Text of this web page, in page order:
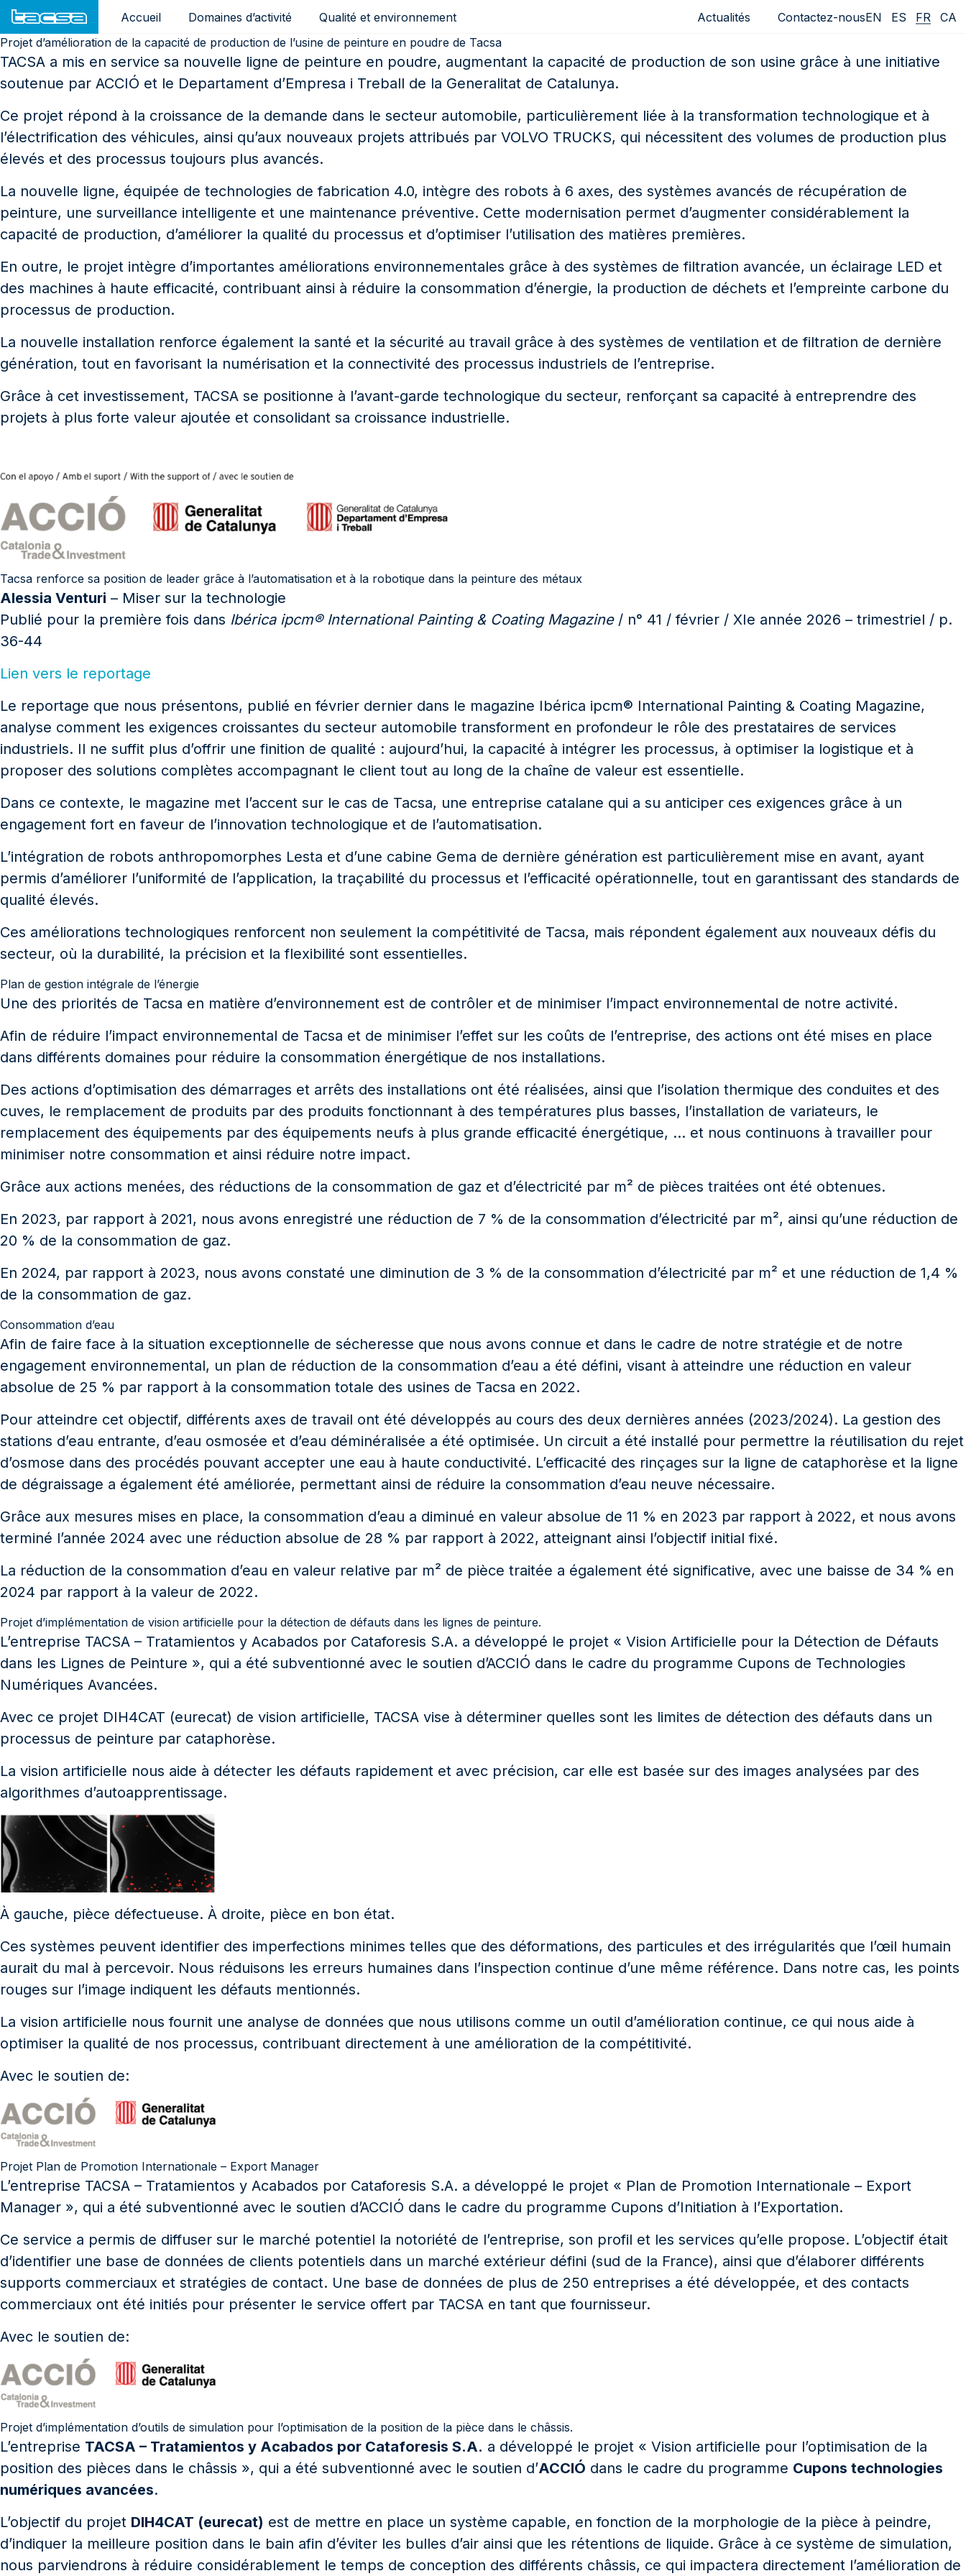
Accueil Domaines d’activité Qualité et environnement Actualités Contactez-nousEN ES FR
CA
Projet d’amélioration de la capacité de production de l’usine de peinture en poudre de Tacsa
TACSA a mis en service sa nouvelle ligne de peinture en poudre, augmentant la capacité de production de son usine grâce à une initiative
soutenue par ACCIÓ et le Departament d’Empresa i Treball de la Generalitat de Catalunya.
Ce projet répond à la croissance de la demande dans le secteur automobile, particulièrement liée à la transformation technologique et à
l’électrification des véhicules, ainsi qu’aux nouveaux projets attribués par VOLVO TRUCKS, qui nécessitent des volumes de production plus
élevés et des processus toujours plus avancés.
La nouvelle ligne, équipée de technologies de fabrication 4.0, intègre des robots à 6 axes, des systèmes avancés de récupération de
peinture, une surveillance intelligente et une maintenance préventive. Cette modernisation permet d’augmenter considérablement la
capacité de production, d’améliorer la qualité du processus et d’optimiser l’utilisation des matières premières.
En outre, le projet intègre d’importantes améliorations environnementales grâce à des systèmes de filtration avancée, un éclairage LED et
des machines à haute efficacité, contribuant ainsi à réduire la consommation d’énergie, la production de déchets et l’empreinte carbone du
processus de production.
La nouvelle installation renforce également la santé et la sécurité au travail grâce à des systèmes de ventilation et de filtration de dernière
génération, tout en favorisant la numérisation et la connectivité des processus industriels de l’entreprise.
Grâce à cet investissement, TACSA se positionne à l’avant-garde technologique du secteur, renforçant sa capacité à entreprendre des
projets à plus forte valeur ajoutée et consolidant sa croissance industrielle.
Tacsa renforce sa position de leader grâce à l’automatisation et à la robotique dans la peinture des métaux
Alessia Venturi – Miser sur la technologie
Publié pour la première fois dans Ibérica ipcm® International Painting & Coating Magazine/ n° 41 / février / XIe année 2026 – trimestriel / p.
36-44
Lien vers le reportage
Le reportage que nous présentons, publié en février dernier dans le magazine Ibérica ipcm® International Painting & Coating Magazine,
analyse comment les exigences croissantes du secteur automobile transforment en profondeur le rôle des prestataires de services
industriels. Il ne suffit plus d’offrir une finition de qualité : aujourd’hui, la capacité à intégrer les processus, à optimiser la logistique et à
proposer des solutions complètes accompagnant le client tout au long de la chaîne de valeur est essentielle.
Dans ce contexte, le magazine met l’accent sur le cas de Tacsa, une entreprise catalane qui a su anticiper ces exigences grâce à un
engagement fort en faveur de l’innovation technologique et de l’automatisation.
L’intégration de robots anthropomorphes Lesta et d’une cabine Gema de dernière génération est particulièrement mise en avant, ayant
permis d’améliorer l’uniformité de l’application, la traçabilité du processus et l’efficacité opérationnelle, tout en garantissant des standards de
qualité élevés.
Ces améliorations technologiques renforcent non seulement la compétitivité de Tacsa, mais répondent également aux nouveaux défis du
secteur, où la durabilité, la précision et la flexibilité sont essentielles.
Plan de gestion intégrale de l’énergie
Une des priorités de Tacsa en matière d’environnement est de contrôler et de minimiser l’impact environnemental de notre activité.
Afin de réduire l’impact environnemental de Tacsa et de minimiser l’effet sur les coûts de l’entreprise, des actions ont été mises en place
dans différents domaines pour réduire la consommation énergétique de nos installations.
Des actions d’optimisation des démarrages et arrêts des installations ont été réalisées, ainsi que l’isolation thermique des conduites et des
cuves, le remplacement de produits par des produits fonctionnant à des températures plus basses, l’installation de variateurs, le
remplacement des équipements par des équipements neufs à plus grande efficacité énergétique, … et nous continuons à travailler pour
minimiser notre consommation et ainsi réduire notre impact.
Grâce aux actions menées, des réductions de la consommation de gaz et d’électricité par m² de pièces traitées ont été obtenues.
En 2023, par rapport à 2021, nous avons enregistré une réduction de 7 % de la consommation d’électricité par m², ainsi qu’une réduction de
20 % de la consommation de gaz.
En 2024, par rapport à 2023, nous avons constaté une diminution de 3 % de la consommation d’électricité par m² et une réduction de 1,4 %
de la consommation de gaz.
Consommation d’eau
Afin de faire face à la situation exceptionnelle de sécheresse que nous avons connue et dans le cadre de notre stratégie et de notre
engagement environnemental, un plan de réduction de la consommation d’eau a été défini, visant à atteindre une réduction en valeur
absolue de 25 % par rapport à la consommation totale des usines de Tacsa en 2022.
Pour atteindre cet objectif, différents axes de travail ont été développés au cours des deux dernières années (2023/2024). La gestion des
stations d’eau entrante, d’eau osmosée et d’eau déminéralisée a été optimisée. Un circuit a été installé pour permettre la réutilisation du rejet
d’osmose dans des procédés pouvant accepter une eau à haute conductivité. L’efficacité des rinçages sur la ligne de cataphorèse et la ligne
de dégraissage a également été améliorée, permettant ainsi de réduire la consommation d’eau neuve nécessaire.
Grâce aux mesures mises en place, la consommation d’eau a diminué en valeur absolue de 11 % en 2023 par rapport à 2022, et nous avons
terminé l’année 2024 avec une réduction absolue de 28 % par rapport à 2022, atteignant ainsi l’objectif initial fixé.
La réduction de la consommation d’eau en valeur relative par m² de pièce traitée a également été significative, avec une baisse de 34 % en
2024 par rapport à la valeur de 2022.
Projet d’implémentation de vision artificielle pour la détection de défauts dans les lignes de peinture.
L’entreprise TACSA – Tratamientos y Acabados por Cataforesis S.A. a développé le projet « Vision Artificielle pour la Détection de Défauts
dans les Lignes de Peinture », qui a été subventionné avec le soutien d’ACCIÓ dans le cadre du programme Cupons de Technologies
Numériques Avancées.
Avec ce projet DIH4CAT (eurecat) de vision artificielle, TACSA vise à déterminer quelles sont les limites de détection des défauts dans un
processus de peinture par cataphorèse.
La vision artificielle nous aide à détecter les défauts rapidement et avec précision, car elle est basée sur des images analysées par des
algorithmes d’autoapprentissage.
À gauche, pièce défectueuse. À droite, pièce en bon état.
Ces systèmes peuvent identifier des imperfections minimes telles que des déformations, des particules et des irrégularités que l’œil humain
aurait du mal à percevoir. Nous réduisons les erreurs humaines dans l’inspection continue d’une même référence. Dans notre cas, les points
rouges sur l’image indiquent les défauts mentionnés.
La vision artificielle nous fournit une analyse de données que nous utilisons comme un outil d’amélioration continue, ce qui nous aide à
optimiser la qualité de nos processus, contribuant directement à une amélioration de la compétitivité.
Avec le soutien de:
Projet Plan de Promotion Internationale – Export Manager
L’entreprise TACSA – Tratamientos y Acabados por Cataforesis S.A. a développé le projet « Plan de Promotion Internationale – Export
Manager », qui a été subventionné avec le soutien d’ACCIÓ dans le cadre du programme Cupons d’Initiation à l’Exportation.
Ce service a permis de diffuser sur le marché potentiel la notoriété de l’entreprise, son profil et les services qu’elle propose. L’objectif était
d’identifier une base de données de clients potentiels dans un marché extérieur défini (sud de la France), ainsi que d’élaborer différents
supports commerciaux et stratégies de contact. Une base de données de plus de 250 entreprises a été développée, et des contacts
commerciaux ont été initiés pour présenter le service offert par TACSA en tant que fournisseur.
Avec le soutien de:
Projet d’implémentation d’outils de simulation pour l’optimisation de la position de la pièce dans le châssis.
L’entreprise TACSA – Tratamientos y Acabados por Cataforesis S.A. a développé le projet « Vision artificielle pour l’optimisation de la
position des pièces dans le châssis », qui a été subventionné avec le soutien d’ACCIÓ dans le cadre du programme Cupons technologies
numériques avancées.
L’objectif du projet DIH4CAT (eurecat) est de mettre en place un système capable, en fonction de la morphologie de la pièce à peindre,
d’indiquer la meilleure position dans le bain afin d’éviter les bulles d’air ainsi que les rétentions de liquide. Grâce à ce système de simulation,
nous parviendrons à réduire considérablement le temps de conception des différents châssis, ce qui impactera directement l’amélioration de